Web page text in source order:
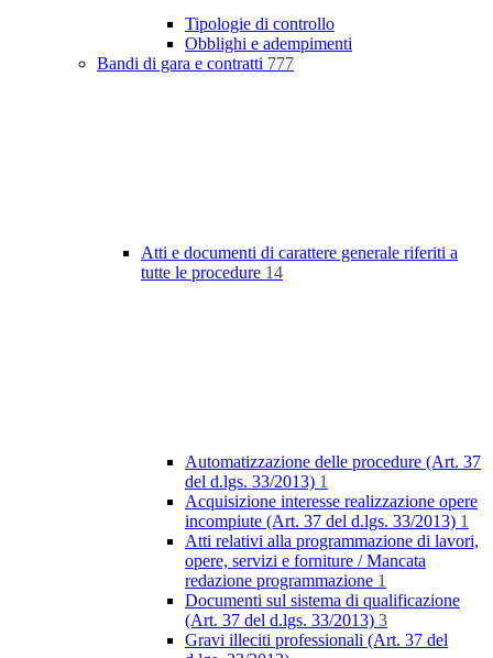
Tipologie di controllo
Obblighi e adempimenti
Bandi di gara e contratti 777
Atti e documenti di carattere generale riferiti a
tutte le procedure 14
Automatizzazione delle procedure (Art. 37
del d.lgs. 33/2013) 1
Acquisizione interesse realizzazione opere
incompiute (Art. 37 del d.lgs. 33/2013) 1
Atti relativi alla programmazione di lavori,
opere, servizi e forniture / Mancata
redazione programmazione 1
Documenti sul sistema di qualificazione
(Art. 37 del d.lgs. 33/2013) 3
Gravi illeciti professionali (Art. 37 del